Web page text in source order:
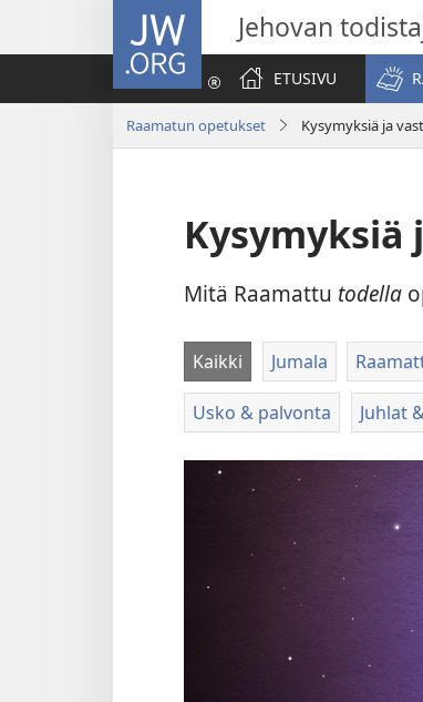
JW.ORG Jehovan
ETUSIVU
Raamatun opetukset Kysymyksiä ja
Kysymyksiä
Mitä Raamattu todella
Kaikki Jumala
Usko & palvonta Juhlat